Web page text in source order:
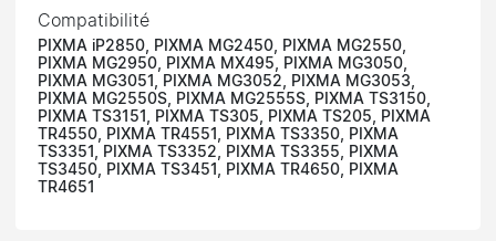
Compatibilité
PIXMA iP2850, PIXMA MG2450, PIXMA MG2550,
PIXMA MG2950, PIXMA MX495, PIXMA MG3050,
PIXMA MG3051, PIXMA MG3052, PIXMA MG3053,
PIXMA MG2550S, PIXMA MG2555S, PIXMA TS3150,
PIXMA TS3151, PIXMA TS305, PIXMA TS205, PIXMA
TR4550, PIXMA TR4551, PIXMA TS3350, PIXMA
TS3351, PIXMA TS3352, PIXMA TS3355, PIXMA
TS3450, PIXMA TS3451, PIXMA TR4650, PIXMA
TR4651